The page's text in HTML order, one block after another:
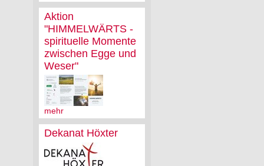
Aktion
"HIMMELWÄRTS -
spirituelle Momente
zwischen Egge und
Weser"
mehr
Dekanat Höxter